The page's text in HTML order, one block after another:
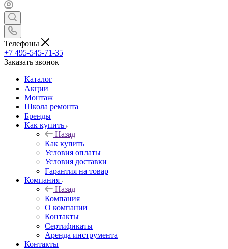
Телефоны
+7 495-545-71-35
Заказать звонок
Каталог
Акции
Монтаж
Школа ремонта
Бренды
Как купить
Назад
Как купить
Условия оплаты
Условия доставки
Гарантия на товар
Компания
Назад
Компания
О компании
Контакты
Сертификаты
Аренда инструмента
Контакты